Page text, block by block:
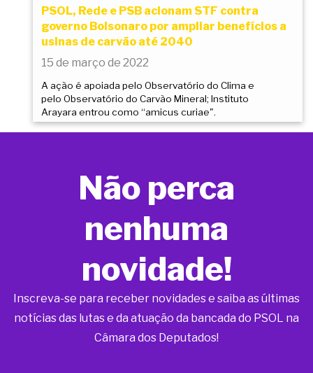
PSOL, Rede e PSB acionam STF contra
governo Bolsonaro por ampliar benefícios a
usinas de carvão até 2040
15 de março de 2022
A ação é apoiada pelo Observatório do Clima e
pelo Observatório do Carvão Mineral; Instituto
Arayara entrou como “amicus curiae".
Não perca
nenhuma
novidade!
Inscreva-se para receber novidades e saiba as últimas
notícias das lutas e da atuação da bancada do PSOL na
Câmara dos Deputados!